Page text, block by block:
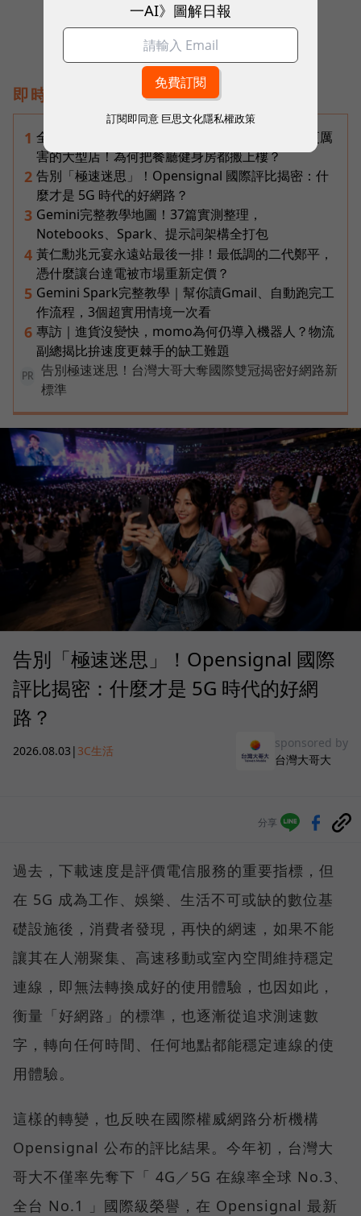
即時熱門文章
1 全台最大全聯首日業績破百萬，蔡篤昌：還會有更厲
害的大型店！為何把餐廳健身房都搬上樓？
2 告別「極速迷思」！Opensignal 國際評比揭密：什
麼才是 5G 時代的好網路？
3 Gemini完整教學地圖！37篇實測整理，
Notebooks、Spark、提示詞架構全打包
4 黃仁勳兆元宴永遠站最後一排！最低調的二代鄭平，
憑什麼讓台達電被市場重新定價？
5 Gemini Spark完整教學｜幫你讀Gmail、自動跑完工
作流程，3個超實用情境一次看
6 專訪｜進貨沒變快，momo為何仍導入機器人？物流
副總揭比拚速度更棘手的缺工難題
PR
告別極速迷思！台灣大哥大奪國際雙冠揭密好網路新
標準
告別「極速迷思」！Opensignal 國際
評比揭密：什麼才是 5G 時代的好網
路？
2026.08.03 | 3C生活
sponsored by
台灣大哥大
分享
過去，下載速度是評價電信服務的重要指標，但
在 5G 成為工作、娛樂、生活不可或缺的數位基
礎設施後，消費者發現，再快的網速，如果不能
讓其在人潮聚集、高速移動或室內空間維持穩定
連線，即無法轉換成好的使用體驗，也因如此，
衡量「好網路」的標準，也逐漸從追求測速數
字，轉向任何時間、任何地點都能穩定連線的使
用體驗。
這樣的轉變，也反映在國際權威網路分析機構
Opensignal 公布的評比結果。今年初，台灣大
哥大不僅率先奪下「 4G／5G 在線率全球 No.3、
全台 No.1 」國際級榮譽，在 Opensignal 最新
一AI》圖解日報
訂閱即同意 巨思文化隱私權政策